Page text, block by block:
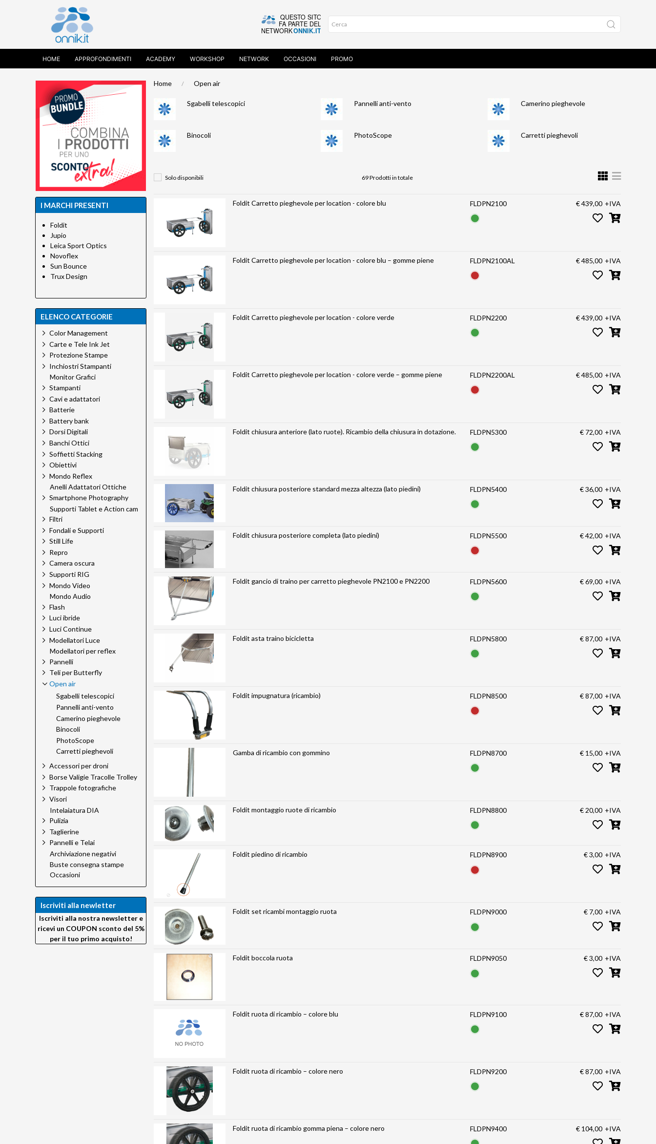
HOME APPROFONDIMENTI ACADEMY WORKSHOP NETWORK OCCASIONI PROMO
Home Open air
Sgabelli telescopici Pannelli anti-vento Camerino pieghevole
Binocoli PhotoScope Carretti pieghevoli
Solo disponibili 69 Prodotti in totale
Foldit Carretto pieghevole per location - colore blu FLDPN2100 € 439,00 +IVA
Foldit Carretto pieghevole per location - colore blu – gomme piene FLDPN2100AL € 485,00 +IVA
Foldit Carretto pieghevole per location - colore verde FLDPN2200 € 439,00 +IVA
Foldit Carretto pieghevole per location - colore verde – gomme piene FLDPN2200AL € 485,00 +IVA
Foldit chiusura anteriore (lato ruote). Ricambio della chiusura in dotazione. FLDPN5300 € 72,00 +IVA
Foldit chiusura posteriore standard mezza altezza (lato piedini) FLDPN5400 € 36,00 +IVA
Foldit chiusura posteriore completa (lato piedini) FLDPN5500 € 42,00 +IVA
Foldit gancio di traino per carretto pieghevole PN2100 e PN2200 FLDPN5600 € 69,00 +IVA
Foldit asta traino bicicletta FLDPN5800 € 87,00 +IVA
Foldit impugnatura (ricambio) FLDPN8500 € 87,00 +IVA
Gamba di ricambio con gommino FLDPN8700 € 15,00 +IVA
Foldit montaggio ruote di ricambio FLDPN8800 € 20,00 +IVA
Foldit piedino di ricambio FLDPN8900 € 3,00 +IVA
Foldit set ricambi montaggio ruota FLDPN9000 € 7,00 +IVA
Foldit boccola ruota FLDPN9050 € 3,00 +IVA
Foldit ruota di ricambio – colore blu FLDPN9100 € 87,00 +IVA
Foldit ruota di ricambio – colore nero FLDPN9200 € 87,00 +IVA
Foldit ruota di ricambio gomma piena – colore nero FLDPN9400 € 104,00 +IVA
I MARCHI PRESENTI
Foldit
Jupio
Leica Sport Optics
Novoflex
Sun Bounce
Trux Design
ELENCO CATEGORIE
Color Management
Carte e Tele Ink Jet
Protezione Stampe
Inchiostri Stampanti
Monitor Grafici
Stampanti
Cavi e adattatori
Batterie
Battery bank
Dorsi Digitali
Banchi Ottici
Soffietti Stacking
Obiettivi
Mondo Reflex
Anelli Adattatori Ottiche
Smartphone Photography
Supporti Tablet e Action cam
Filtri
Fondali e Supporti
Still Life
Repro
Camera oscura
Supporti RIG
Mondo Video
Mondo Audio
Flash
Luci ibride
Luci Continue
Modellatori Luce
Modellatori per reflex
Pannelli
Teli per Butterfly
Open air
Sgabelli telescopici
Pannelli anti-vento
Camerino pieghevole
Binocoli
PhotoScope
Carretti pieghevoli
Accessori per droni
Borse Valigie Tracolle Trolley
Trappole fotografiche
Visori
Intelaiatura DIA
Pulizia
Taglierine
Pannelli e Telai
Archiviazione negativi
Buste consegna stampe
Occasioni
Iscriviti alla newletter
Iscriviti alla nostra newsletter e
ricevi un COUPON sconto del 5%
per il tuo primo acquisto!